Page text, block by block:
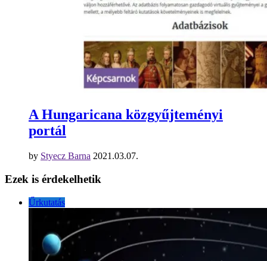
A Hungaricana közgyűjteményi
portál
by Styecz Barna 2021.03.07.
Ezek is érdekelhetik
Űrkutatás